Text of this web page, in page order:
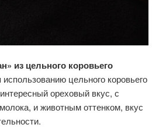
из цельного коровьего
цельного коровьего
ореховый вкус, с
и животным оттенком, вкус